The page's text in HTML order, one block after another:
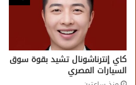
كاي إنترناشونال تشيد بقوة سوق
السيارات المصري